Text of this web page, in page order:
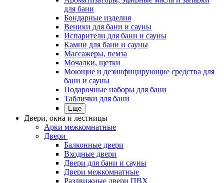
для бани
Бондарные изделия
Веники для бани и сауны
Испарители для бани и сауны
Камни для бани и сауны
Массажеры, пемза
Мочалки, щетки
Моющие и дезинфицирующие средства для
бани и сауны
Подарочные наборы для бани
Таблички для бани
Еще
Двери, окна и лестницы
Арки межкомнатные
Двери
Балконные двери
Входные двери
Двери для бани и сауны
Двери межкомнатные
Раздвижные двери ПВХ